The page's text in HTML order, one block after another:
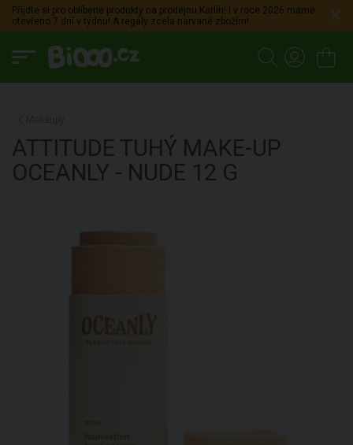
Přijdte si pro oblíbené produkty na prodejnu Karlín! I v roce 2026 máme
otevřeno 7 dní v týdnu! A regály zcela narvané zbožím!
ATTITUDE TUHÝ MAKE-UP
OCEANLY - NUDE 12 G